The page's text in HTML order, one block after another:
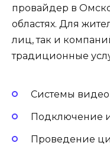
провайдер в
областях. Для
лиц, так и
традиционные
Системы
Подключение
Проведение